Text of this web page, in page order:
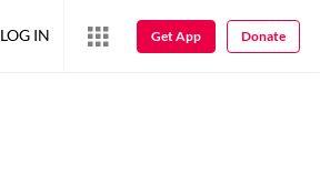
LOG IN Get App Donate